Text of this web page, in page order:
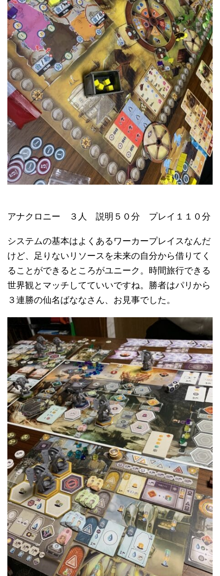
アナクロニー ３人 説明５０分 プレイ１１０分
システムの基本はよくあるワーカープレイスなんだ
けど、足りないリソースを未来の自分から借りてく
ることができるところがユニーク。時間旅行できる
世界観とマッチしてていいですね。勝者はパリから
３連勝の仙名ばななさん、お見事でした。